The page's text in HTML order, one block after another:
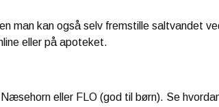
man kan også selv fremstille saltvandet
eller på apoteket.
eller FLO (god til børn). Se